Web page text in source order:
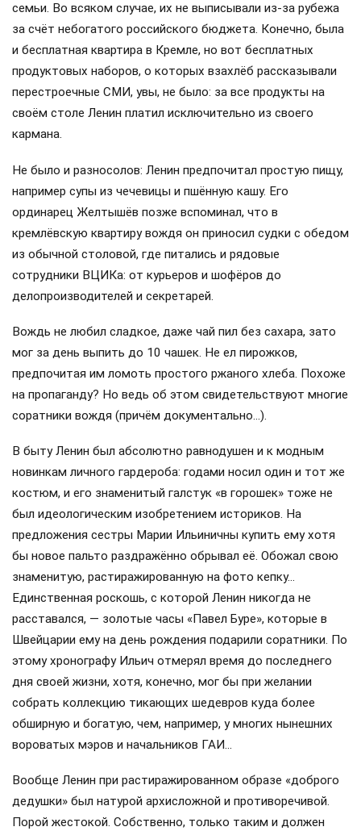
семьи. Во всяком случае, их не выписывали из-за рубежа
за счёт небогатого российского бюджета. Конечно, была
и бесплатная квартира в Кремле, но вот бесплатных
продуктовых наборов, о которых взахлёб рассказывали
перестроечные СМИ, увы, не было: за все продукты на
своём столе Ленин платил исключительно из своего
кармана.
Не было и разносолов: Ленин предпочитал простую пищу,
например супы из чечевицы и пшённую кашу. Его
ординарец Желтышёв позже вспоминал, что в
кремлёвскую квартиру вождя он приносил судки с обедом
из обычной столовой, где питались и рядовые
сотрудники ВЦИКа: от курьеров и шофёров до
делопроизводителей и секретарей.
Вождь не любил сладкое, даже чай пил без сахара, зато
мог за день выпить до 10 чашек. Не ел пирожков,
предпочитая им ломоть простого ржаного хлеба. Похоже
на пропаганду? Но ведь об этом свидетельствуют многие
соратники вождя (причём документально…).
В быту Ленин был абсолютно равнодушен и к модным
новинкам личного гардероба: годами носил один и тот же
костюм, и его знаменитый галстук «в горошек» тоже не
был идеологическим изобретением историков. На
предложения сестры Марии Ильиничны купить ему хотя
бы новое пальто раздражённо обрывал её. Обожал свою
знаменитую, растиражированную на фото кепку…
Единственная роскошь, с которой Ленин никогда не
расставался, — золотые часы «Павел Буре», которые в
Швейцарии ему на день рождения подарили соратники. По
этому хронографу Ильич отмерял время до последнего
дня своей жизни, хотя, конечно, мог бы при желании
собрать коллекцию тикающих шедевров куда более
обширную и богатую, чем, например, у многих нынешних
вороватых мэров и начальников ГАИ…
Вообще Ленин при растиражированном образе «доброго
дедушки» был натурой архисложной и противоречивой.
Порой жестокой. Собственно, только таким и должен